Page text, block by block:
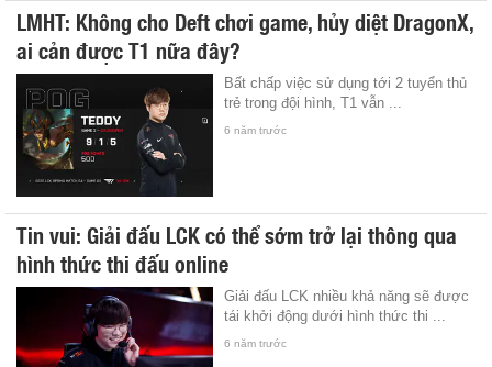
LMHT: Không cho Deft chơi game, hủy diệt DragonX,
ai cản được T1 nữa đây?
Bất chấp việc sử dụng tới 2 tuyển thủ
trẻ trong đội hình, T1 vẫn ...
6 năm trước
Tin vui: Giải đấu LCK có thể sớm trở lại thông qua
hình thức thi đấu online
Giải đấu LCK nhiều khả năng sẽ được
tái khởi động dưới hình thức thi ...
6 năm trước